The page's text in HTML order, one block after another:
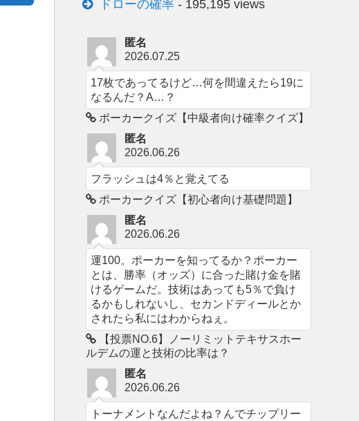
ドローの確率 - 195,195 views
匿名
2026.07.25
17枚であってるけど…何を間違えたら19に
なるんだ？A…？
ポーカークイズ【中級者向け確率クイズ】
匿名
2026.06.26
フラッシュは4％と覚えてる
ポーカークイズ【初心者向け基礎問題】
匿名
2026.06.26
運100。ポーカーを知ってるか？ポーカー
とは、勝率（オッズ）に合った賭け金を賭
けるゲームだ。技術はあっても5％で負け
るかもしれないし、セカンドディールとか
されたら私にはわからねぇ。
【投票NO.6】ノーリミットテキサスホー
ルデムの運と技術の比率は？
匿名
2026.06.26
トーナメントなんだよね？んでチップリー